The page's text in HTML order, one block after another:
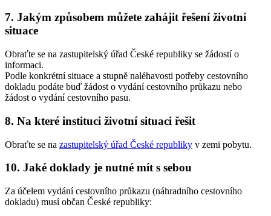
7. Jakým způsobem můžete zahájit řešení životní
situace
Obraťte se na zastupitelský úřad České republiky se žádostí o
informaci.
Podle konkrétní situace a stupně naléhavosti potřeby cestovního
dokladu podáte buď žádost o vydání cestovního průkazu nebo
žádost o vydání cestovního pasu.
8. Na které instituci životní situaci řešit
Obraťte se na zastupitelský úřad České republiky v zemi pobytu.
10. Jaké doklady je nutné mít s sebou
Za účelem vydání cestovního průkazu (náhradního cestovního
dokladu) musí občan České republiky: